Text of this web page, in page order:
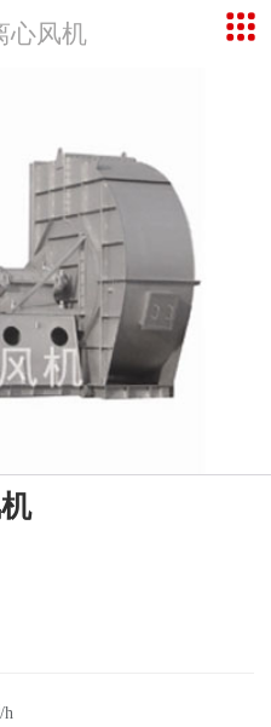
心风机
/h